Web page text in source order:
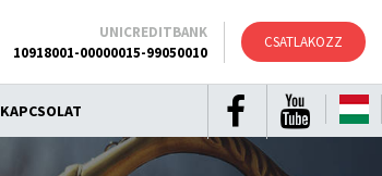
CSATLAKOZZ
KAPCSOLAT
UNICREDITBANK
10918001-00000015-99050010